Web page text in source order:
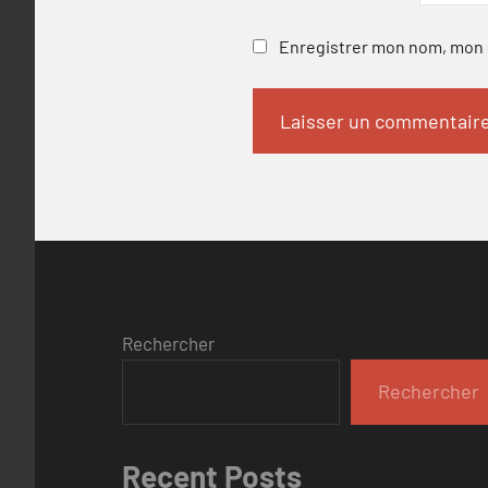
Enregistrer mon nom,
Rechercher
Rechercher
Recent Posts